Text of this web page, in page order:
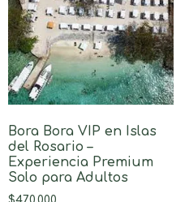
Bora Bora VIP en Islas
del Rosario –
Experiencia Premium
Solo para Adultos